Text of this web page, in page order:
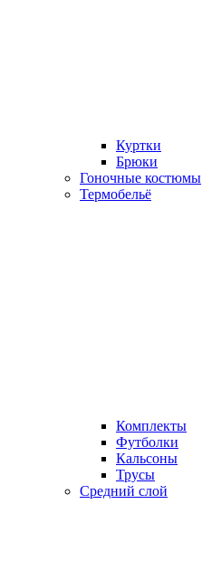
Куртки
Брюки
Гоночные костюмы
Термобельё
Комплекты
Футболки
Кальсоны
Трусы
Средний слой